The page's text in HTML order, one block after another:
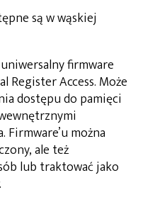
są w wąskiej
firmware
Register Access. Może
dostępu do pamięci
można
ale też
lub traktować jako